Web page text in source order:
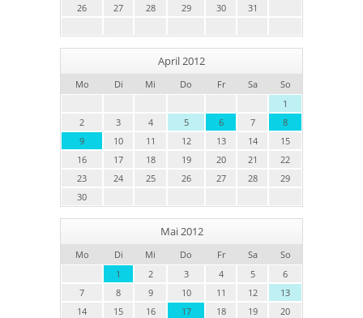
26
27 28 29 30 31
April 2012
Mo Di Mi Do Fr Sa
So
1
2
3 4 5 6 7
8
9
10 11 12 13 14
15
16
17 18 19 20 21
22
23
24 25 26 27 28
29
30
Mai 2012
Mo Di Mi Do Fr Sa
So
1
2 3 4 5
6
7
8 9 10 11 12
13
14
15 16 17 18 19
20